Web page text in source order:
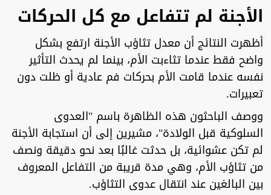
الأجنة لم تتفاعل مع كل الحركات
أظهرت النتائج أن معدل تثاؤب الأجنة ارتفع بشكل
واضح فقط عندما تثاءبت الأم، بينما لم يحدث التأثير
نفسه عندما قامت الأم بحركات فم عادية أو ظلت دون
تعبيرات.
ووصف الباحثون هذه الظاهرة باسم "العدوى
السلوكية قبل الولادة"، مشيرين إلى أن استجابة الأجنة
لم تكن عشوائية، بل حدثت غالبًا بعد نحو دقيقة ونصف
من تثاؤب الأم، وهي مدة قريبة من التفاعل المعروف
بين البالغين عند انتقال عدوى التثاؤب.